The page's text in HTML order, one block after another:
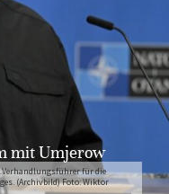
für die
(Archivbild) Foto: Wiktor
mit Umjerow